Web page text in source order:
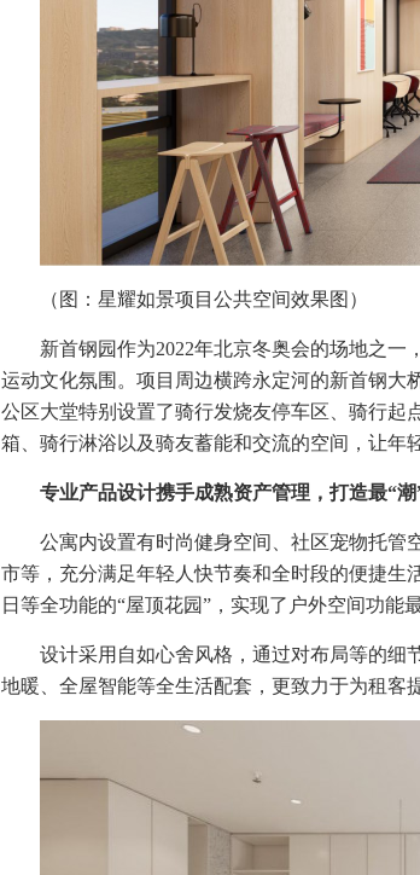
（图：星耀如景项目公共空间效果图）
新首钢园作为2022年北京冬奥会的场地之
运动文化氛围。项目周边横跨永定河的新首钢大
公区大堂特别设置了骑行发烧友停车区、骑行起
箱、骑行淋浴以及骑友蓄能和交流的空间，让年
专业产品设计携手成熟资产管理，打造最“
公寓内设置有时尚健身空间、社区宠物托管
市等，充分满足年轻人快节奏和全时段的便捷生
日等全功能的“屋顶花园”，实现了户外空间功能最
设计采用自如心舍风格，通过对布局等的细
地暖、全屋智能等全生活配套，更致力于为租客